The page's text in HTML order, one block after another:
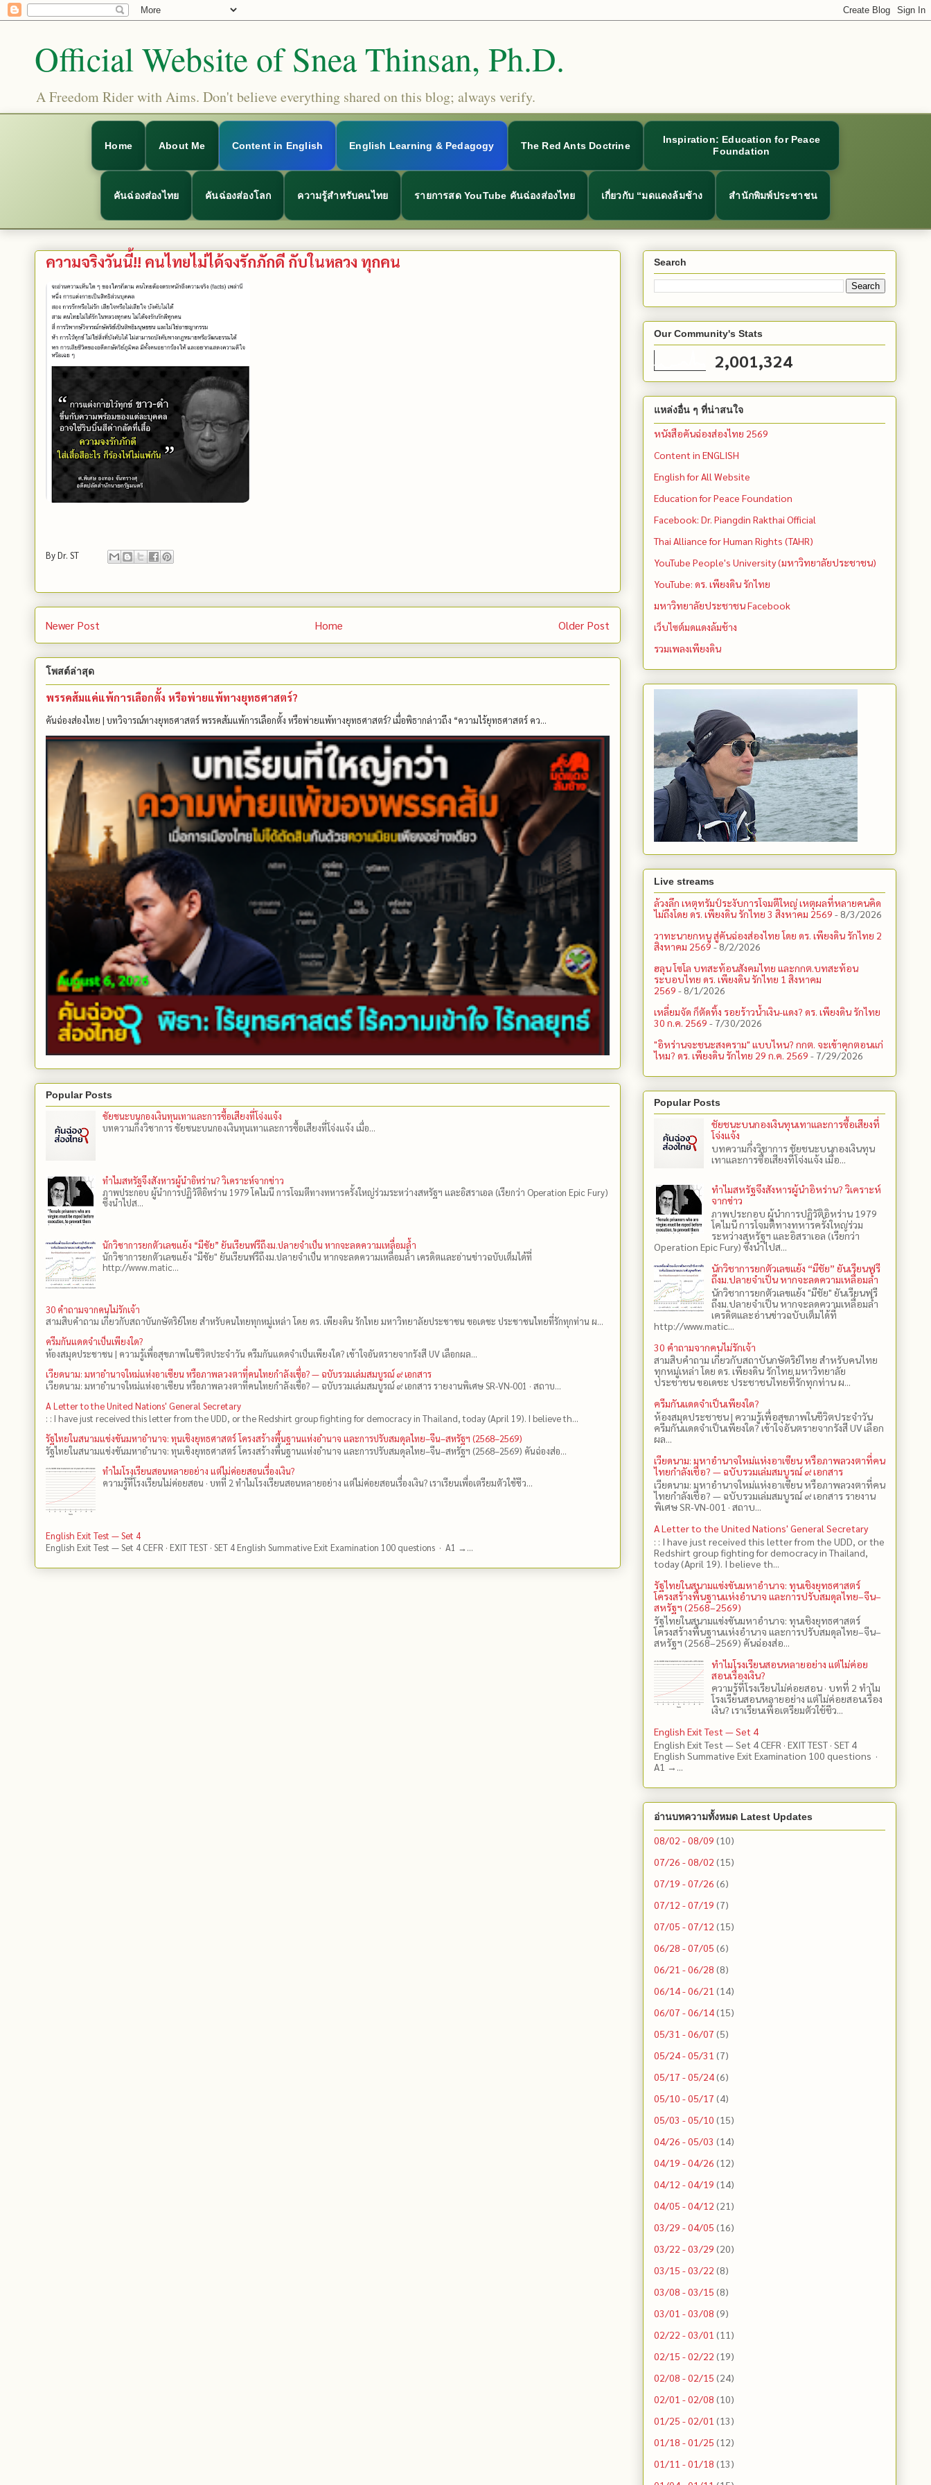
Official Website of Snea Thinsan, Ph.D.
A Freedom Rider with Aims. Don't believe everything shared on this blog; always verify.
Home About Me Content in English English Learning & Pedagogy The Red Ants Doctrine
Inspiration: Education for Peace
Foundation
คันฉ่องส่องไทย คันฉ่องส่องโลก ความรู้สำหรับคนไทย รายการสด YouTube คันฉ่องส่องไทย เกี่ยวกับ “มดแดงล้มช้าง สำนักพิมพ์ประชาชน
ความจริงวันนี้!! คนไทยไม่ได้จงรักภักดี กับในหลวง ทุกคน
ByDr. ST
Newer Post Older Post
Home
โพสต์ล่าสุด
พรรคส้มแค่แพ้การเลือกตั้ง หรือพ่ายแพ้ทางยุทธศาสตร์?
คันฉ่องส่องไทย | บทวิจารณ์ทางยุทธศาสตร์ พรรคส้มแพ้การเลือกตั้ง หรือพ่ายแพ้ทางยุทธศาสตร์? เมื่อพิธากล่าวถึง “ความไร้ยุทธศาสตร์ คว...
Popular Posts
ชัยชนะบนกองเงินทุนเทาและการซื้อเสียงที่โจ่งแจ้ง
บทความกึ่งวิชาการ ชัยชนะบนกองเงินทุนเทาและการซื้อเสียงที่โจ่งแจ้ง เมื่อ...
ทำไมสหรัฐจึงสังหารผู้นำอิหร่าน? วิเคราะห์จากข่าว
ภาพประกอบ ผู้นำการปฏิวัติอิหร่าน 1979 โคไมนี การโจมตีทางทหารครั้งใหญ่ร่วมระหว่างสหรัฐฯ และอิสราเอล (เรียกว่า Operation Epic Fury)
ซึ่งนำไปส...
นักวิชาการยกตัวเลขแย้ง “มีชัย” ยันเรียนฟรีถึงม.ปลายจำเป็น หากจะลดความเหลื่อมล้ำ
นักวิชาการยกตัวเลขแย้ง "มีชัย" ยันเรียนฟรีถึงม.ปลายจำเป็น หากจะลดความเหลื่อมล้ำ เครดิตและอ่านข่าวฉบับเต็มได้ที่
http://www.matic...
30 คำถามจากคนไม่รักเจ้า
สามสิบคำถาม เกี่ยวกับสถาบันกษัตริย์ไทย สำหรับคนไทยทุกหมู่เหล่า โดย ดร.​ เพียงดิน รักไทย มหาวิทยาลัยประชาชน ขอเดชะ ประชาชนไทยที่รักทุกท่าน ผ...
ครีมกันแดดจำเป็นเพียงใด?
ห้องสมุดประชาชน | ความรู้เพื่อสุขภาพในชีวิตประจำวัน ครีมกันแดดจำเป็นเพียงใด? เข้าใจอันตรายจากรังสี UV เลือกผล...
เวียดนาม: มหาอำนาจใหม่แห่งอาเซียน หรือภาพลวงตาที่คนไทยกำลังเชื่อ? — ฉบับรวมเล่มสมบูรณ์ ๙ เอกสาร
เวียดนาม: มหาอำนาจใหม่แห่งอาเซียน หรือภาพลวงตาที่คนไทยกำลังเชื่อ? — ฉบับรวมเล่มสมบูรณ์ ๙ เอกสาร รายงานพิเศษ SR-VN-001 · สถาบ...
A Letter to the United Nations' General Secretary
: : I have just received this letter from the UDD, or the Redshirt group fighting for democracy in Thailand, today (April 19). I believe th...
รัฐไทยในสนามแข่งขันมหาอำนาจ: ทุนเชิงยุทธศาสตร์ โครงสร้างพื้นฐานแห่งอำนาจ และการปรับสมดุลไทย–จีน–สหรัฐฯ (2568–2569)
รัฐไทยในสนามแข่งขันมหาอำนาจ: ทุนเชิงยุทธศาสตร์ โครงสร้างพื้นฐานแห่งอำนาจ และการปรับสมดุลไทย–จีน–สหรัฐฯ (2568–2569) คันฉ่องส่อ...
ทำไมโรงเรียนสอนหลายอย่าง แต่ไม่ค่อยสอนเรื่องเงิน?
ความรู้ที่โรงเรียนไม่ค่อยสอน · บทที่ 2 ทำไมโรงเรียนสอนหลายอย่าง แต่ไม่ค่อยสอนเรื่องเงิน? เราเรียนเพื่อเตรียมตัวใช้ชีว...
English Exit Test — Set 4
English Exit Test — Set 4 CEFR · EXIT TEST · SET 4 English Summative Exit Examination 100 questions · A1 →...
Search
Our Community's Stats
2,001,324
แหล่งอื่น ๆ ที่น่าสนใจ
หนังสือคันฉ่องส่องไทย 2569
Content in ENGLISH
English for All Website
Education for Peace Foundation
Facebook: Dr. Piangdin Rakthai Official
Thai Alliance for Human Rights (TAHR)
YouTube People's University (มหาวิทยาลัยประชาชน)
YouTube: ดร. เพียงดิน รักไทย
มหาวิทยาลัยประชาชน Facebook
เว็บไซต์มดแดงล้มช้าง
รวมเพลงเพียงดิน
Live streams
ล้วงลึก เหตุทรัมป์ระงับการโจมตีใหญ่ เหตุผลที่หลายคนคิด
ไม่ถึงโดย ดร. เพียงดิน รักไทย 3 สิงหาคม 2569 - 8/3/2026
วาทะนายกหนู สู่คันฉ่องส่องไทย โดย ดร. เพียงดิน รักไทย 2
สิงหาคม 2569 - 8/2/2026
ฮลุน โซโล บทสะท้อนสังคมไทย และกกต.​บทสะท้อน
ระบอบไทย ดร. เพียงดิน รักไทย 1 สิงหาคม
2569 - 8/1/2026
เหลี่ยมจัด ก็ตัดทิ้ง รอยร้าวน้ำเงิน-แดง? ดร. เพียงดิน รักไทย
30 ก.ค. 2569 - 7/30/2026
"อิหร่านจะชนะสงคราม" แบบไหน? กกต. จะเข้าคุกตอนแก่
ไหม? ดร. เพียงดิน รักไทย 29 ก.ค. 2569 - 7/29/2026
Popular Posts
ชัยชนะบนกองเงินทุนเทาและการซื้อเสียงที่
โจ่งแจ้ง
บทความกึ่งวิชาการ ชัยชนะบนกองเงินทุน
เทาและการซื้อเสียงที่โจ่งแจ้ง เมื่อ...
ทำไมสหรัฐจึงสังหารผู้นำอิหร่าน? วิเคราะห์
จากข่าว
ภาพประกอบ ผู้นำการปฏิวัติอิหร่าน 1979
โคไมนี การโจมตีทางทหารครั้งใหญ่ร่วม
ระหว่างสหรัฐฯ และอิสราเอล (เรียกว่า
Operation Epic Fury) ซึ่งนำไปส...
นักวิชาการยกตัวเลขแย้ง “มีชัย” ยันเรียนฟรี
ถึงม.ปลายจำเป็น หากจะลดความเหลื่อมล้ำ
นักวิชาการยกตัวเลขแย้ง "มีชัย" ยันเรียนฟรี
ถึงม.ปลายจำเป็น หากจะลดความเหลื่อมล้ำ
เครดิตและอ่านข่าวฉบับเต็มได้ที่
http://www.matic...
30 คำถามจากคนไม่รักเจ้า
สามสิบคำถาม เกี่ยวกับสถาบันกษัตริย์ไทย สำหรับคนไทย
ทุกหมู่เหล่า โดย ดร.​ เพียงดิน รักไทย มหาวิทยาลัย
ประชาชน ขอเดชะ ประชาชนไทยที่รักทุกท่าน ผ...
ครีมกันแดดจำเป็นเพียงใด?
ห้องสมุดประชาชน | ความรู้เพื่อสุขภาพในชีวิตประจำวัน
ครีมกันแดดจำเป็นเพียงใด? เข้าใจอันตรายจากรังสี UV เลือก
ผล...
เวียดนาม: มหาอำนาจใหม่แห่งอาเซียน หรือภาพลวงตาที่คน
ไทยกำลังเชื่อ? — ฉบับรวมเล่มสมบูรณ์ ๙ เอกสาร
เวียดนาม: มหาอำนาจใหม่แห่งอาเซียน หรือภาพลวงตาที่คน
ไทยกำลังเชื่อ? — ฉบับรวมเล่มสมบูรณ์ ๙ เอกสาร รายงาน
พิเศษ SR-VN-001 · สถาบ...
A Letter to the United Nations' General Secretary
: : I have just received this letter from the UDD, or the
Redshirt group fighting for democracy in Thailand,
today (April 19). I believe th...
รัฐไทยในสนามแข่งขันมหาอำนาจ: ทุนเชิงยุทธศาสตร์
โครงสร้างพื้นฐานแห่งอำนาจ และการปรับสมดุลไทย–จีน–
สหรัฐฯ (2568–2569)
รัฐไทยในสนามแข่งขันมหาอำนาจ: ทุนเชิงยุทธศาสตร์
โครงสร้างพื้นฐานแห่งอำนาจ และการปรับสมดุลไทย–จีน–
สหรัฐฯ (2568–2569) คันฉ่องส่อ...
ทำไมโรงเรียนสอนหลายอย่าง แต่ไม่ค่อย
สอนเรื่องเงิน?
ความรู้ที่โรงเรียนไม่ค่อยสอน · บทที่ 2 ทำไม
โรงเรียนสอนหลายอย่าง แต่ไม่ค่อยสอนเรื่อง
เงิน? เราเรียนเพื่อเตรียมตัวใช้ชีว...
English Exit Test — Set 4
English Exit Test — Set 4 CEFR · EXIT TEST · SET 4
English Summative Exit Examination 100 questions ·
A1 →...
อ่านบทความทั้งหมด Latest Updates
08/02 - 08/09 (10)
07/26 - 08/02 (15)
07/19 - 07/26 (6)
07/12 - 07/19 (7)
07/05 - 07/12 (15)
06/28 - 07/05 (6)
06/21 - 06/28 (8)
06/14 - 06/21 (14)
06/07 - 06/14(15)
05/31 - 06/07 (5)
05/24 - 05/31 (7)
05/17 - 05/24(6)
05/10 - 05/17 (4)
05/03 - 05/10 (15)
04/26 - 05/03 (14)
04/19 - 04/26 (12)
04/12 - 04/19 (14)
04/05 - 04/12 (21)
03/29 - 04/05 (16)
03/22 - 03/29 (20)
03/15 - 03/22 (8)
03/08 - 03/15 (8)
03/01 - 03/08 (9)
02/22 - 03/01 (11)
02/15 - 02/22 (19)
02/08 - 02/15 (24)
02/01 - 02/08 (10)
01/25 - 02/01 (13)
01/18 - 01/25 (12)
01/11 - 01/18 (13)